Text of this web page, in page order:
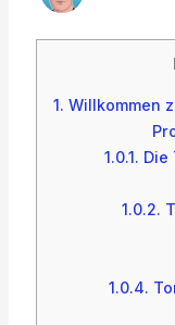
1. Willkommen
1.0.1. Die
1.0.2.
1.0.4.